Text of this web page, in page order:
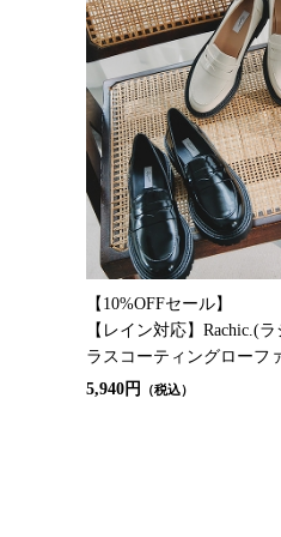
【10%OFFセール】
【レイン対応】Rachic.(
ラスコーティングローフ
5,940円
（税込）